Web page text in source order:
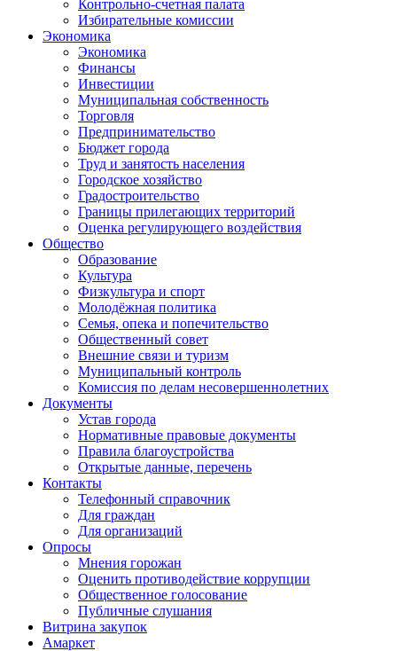
Контрольно-счетная палата
Избирательные комиссии
Экономика
Экономика
Финансы
Инвестиции
Муниципальная собственность
Торговля
Предпринимательство
Бюджет города
Труд и занятость населения
Городское хозяйство
Градостроительство
Границы прилегающих территорий
Оценка регулирующего воздействия
Общество
Образование
Культура
Физкультура и спорт
Молодёжная политика
Семья, опека и попечительство
Общественный совет
Внешние связи и туризм
Муниципальный контроль
Комиссия по делам несовершеннолетних
Документы
Устав города
Нормативные правовые документы
Правила благоустройства
Открытые данные, перечень
Контакты
Телефонный справочник
Для граждан
Для организаций
Опросы
Мнения горожан
Оценить противодействие коррупции
Общественное голосование
Публичные слушания
Витрина закупок
Амаркет